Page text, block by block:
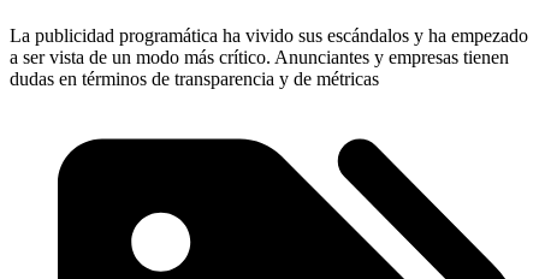
La publicidad programática ha vivido sus escándalos y ha empezado
a ser vista de un modo más crítico. Anunciantes y empresas tienen
dudas en términos de transparencia y de métricas